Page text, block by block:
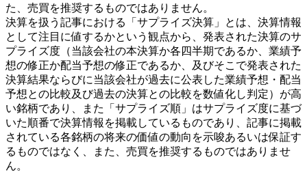
た、売買を推奨するものではありません。
決算を扱う記事における「サプライズ決算」とは、決算情報
として注目に値するかという観点から、発表された決算のサ
プライズ度（当該会社の本決算か各四半期であるか、業績予
想の修正か配当予想の修正であるか、及びそこで発表された
決算結果ならびに当該会社が過去に公表した業績予想・配当
予想との比較及び過去の決算との比較を数値化し判定）が高
い銘柄であり、また「サプライズ順」はサプライズ度に基づ
いた順番で決算情報を掲載しているものであり、記事に掲載
されている各銘柄の将来の価値の動向を示唆あるいは保証す
るものではなく、また、売買を推奨するものではありませ
ん。